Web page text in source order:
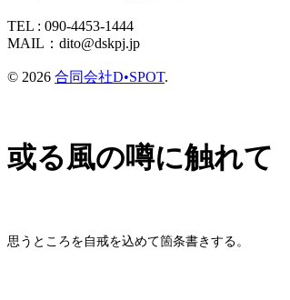
TEL : 090-4453-1444
MAIL： dito@dskpj.jp
© 2026 合同会社D•SPOT.
或る風の噂に触れて
思うところを自戒を込めて箇条書きする。